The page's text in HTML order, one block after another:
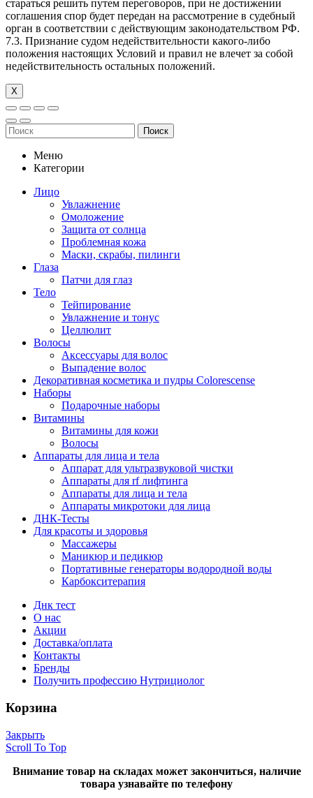
стараться решить путем переговоров, при не достижении
соглашения спор будет передан на рассмотрение в судебный
орган в соответствии с действующим законодательством РФ.
7.3. Признание судом недействительности какого-либо
положения настоящих Условий и правил не влечет за собой
недействительность остальных положений.
Х
Поиск
Меню
Категории
Лицо
Увлажнение
Омоложение
Защита от солнца
Проблемная кожа
Маски, скрабы, пилинги
Глаза
Патчи для глаз
Тело
Тейпирование
Увлажнение и тонус
Целлюлит
Волосы
Аксессуары для волос
Выпадение волос
Декоративная косметика и пудры Colorescense
Наборы
Подарочные наборы
Витамины
Витамины для кожи
Волосы
Аппараты для лица и тела
Аппарат для ультразвуковой чистки
Аппараты для rf лифтинга
Аппараты для лица и тела
Аппараты микротоки для лица
ДНК-Тесты
Для красоты и здоровья
Массажеры
Маникюр и педикюр
Портативные генераторы водородной воды
Карбокситерапия
Днк тест
О нас
Акции
Доставка/оплата
Контакты
Бренды
Получить профессию Нутрициолог
Корзина
Закрыть
Scroll To Top
Внимание товар на складах может закончиться, наличие
товара узнавайте по телефону